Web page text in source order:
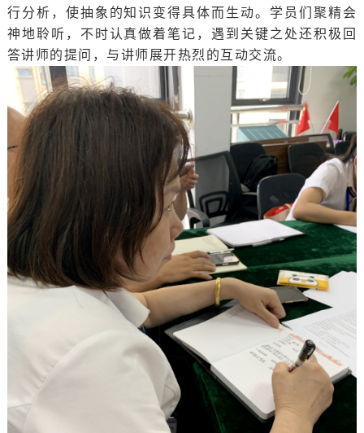
行分析，使抽象的知识变得具体而生动。学员们聚精会
神地聆听，不时认真做着笔记，遇到关键之处还积极回
答讲师的提问，与讲师展开热烈的互动交流。